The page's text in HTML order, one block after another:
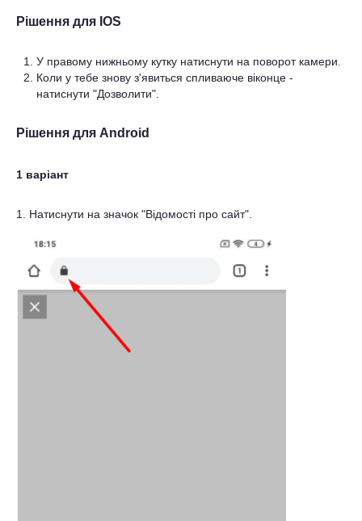
Рішення для IOS
У правому нижньому кутку натиснути на поворот камери.
Коли у тебе знову з'явиться спливаюче віконце -
натиснути "Дозволити".
Рішення для Android
1 варіант
1. Натиснути на значок "Відомості про сайт".